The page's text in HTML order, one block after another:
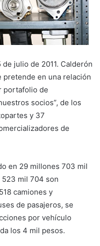
julio de 2011. Calderón
pretende en una relación
portafolio de
socios”, de los
y 37
de
en 29 millones 703 mil
mil 704 son
camiones y
de pasajeros, se
por vehículo
los 4 mil pesos.